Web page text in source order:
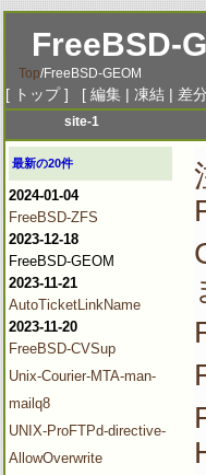
FreeBSD-
Top/FreeBSD-GEOM
[ トップ] [ 編集 | 凍結 | 差分
site-1
menu-1
menu-2
menu-3
menu-5
menu-6
menu-1
最新の20件
2024-01-04
FreeBSD-ZFS
2023-12-18
FreeBSD-GEOM
2023-11-21
AutoTicketLinkName
2023-11-20
FreeBSD-CVSup
Unix-Courier-MTA-man-
mailq8
UNIX-ProFTPd-directive-
AllowOverwrite